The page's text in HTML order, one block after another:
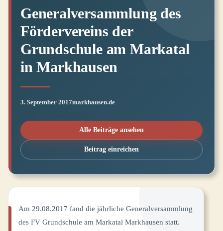
Generalversammlung des
Fördervereins der
Grundschule am Markatal
in Markhausen
3. September 2017markhausen.de
Alle Beiträge ansehen
Beitrag einreichen
Am 29.08.2017 fand die jährliche Generalversammlung
des FV Grundschule am Markatal Markhausen statt.